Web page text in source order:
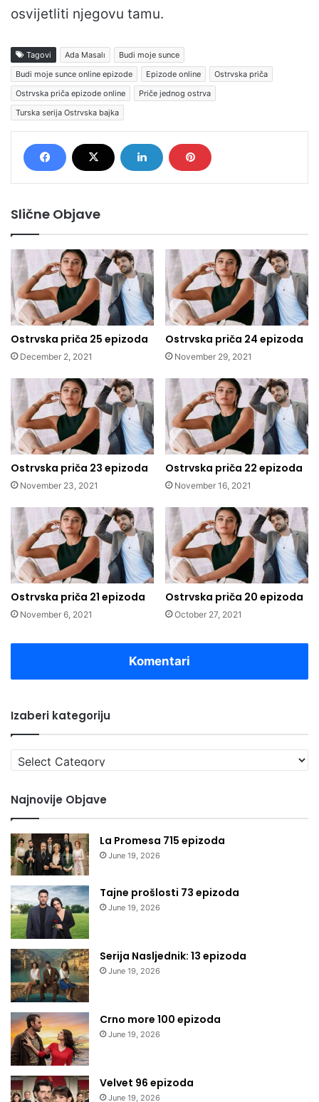
osvijetliti njegovu tamu.
Tagovi Ada Masalı
Budi moje sunce
Budi moje sunce online epizode
Epizode online
Ostrvska priča
Ostrvska priča epizode online
Priče jednog ostrva
Turska serija Ostrvska bajka
Slične Objave
Ostrvska priča 25 epizoda
December 2, 2021
Ostrvska priča 24 epizoda
November 29, 2021
Ostrvska priča 23 epizoda
November 23, 2021
Ostrvska priča 22 epizoda
November 16, 2021
Ostrvska priča 21 epizoda
November 6, 2021
Ostrvska priča 20 epizoda
October 27, 2021
Komentari
Izaberi kategoriju
Izaberi
kategoriju
Najnovije Objave
La Promesa 715 epizoda
June 19, 2026
Tajne prošlosti 73 epizoda
June 19, 2026
Serija Nasljednik: 13 epizoda
June 19, 2026
Crno more 100 epizoda
June 19, 2026
Velvet 96 epizoda
June 19, 2026